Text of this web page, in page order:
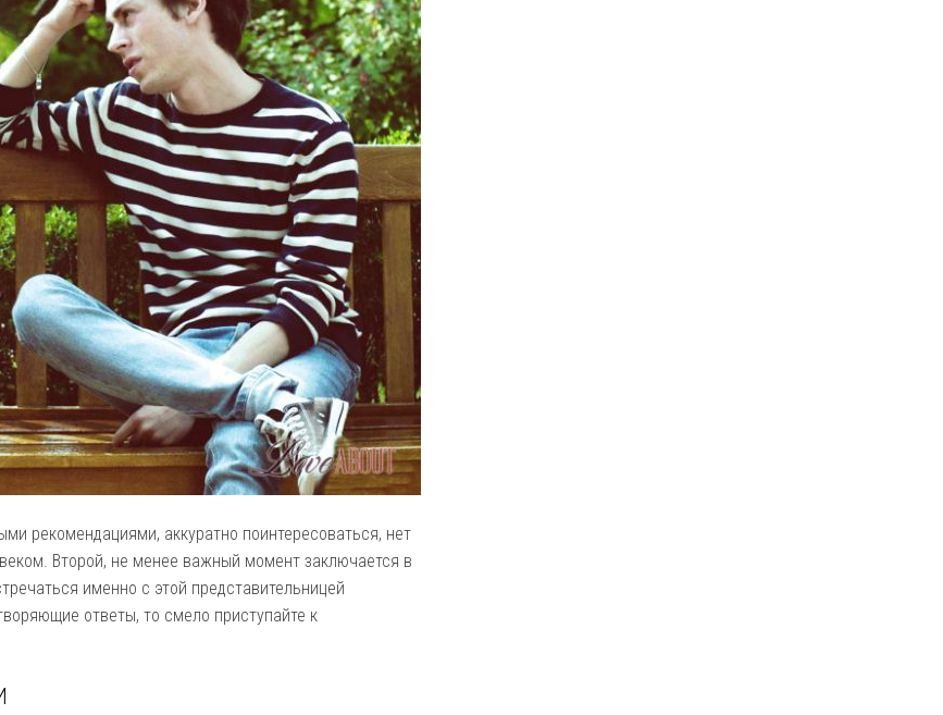
рекомендациями, аккуратно поинтересоваться, нет
Второй, не менее важный момент заключается в
именно с этой представительницей
ответы, то смело приступайте к